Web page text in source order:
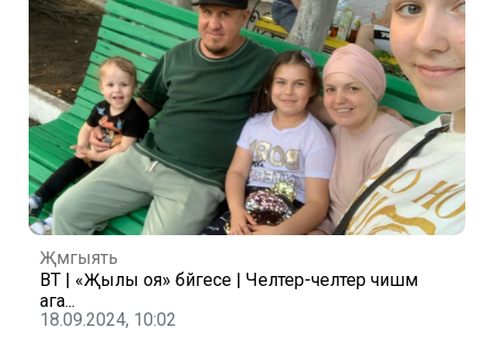
Җәмгыять
ВТ | «Җылы оя» бәйгесе | Челтер-челтер чишмә
ага...
18.09.2024, 10:02